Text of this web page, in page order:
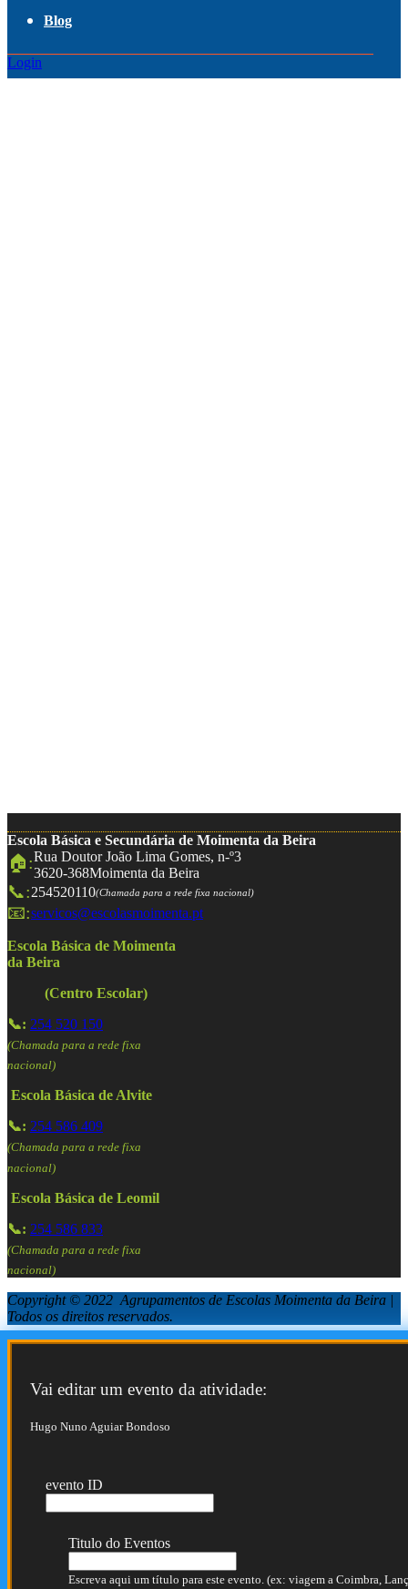
Blog
Login
Escola Básica e Secundária de Moimenta da Beira
🏠:Rua Doutor João Lima Gomes, n-º3
3620-368Moimenta da Beira
📞:254520110(Chamada para a rede fixa nacional)
📧:servicos@escolasmoimenta.pt
Escola Básica de Moimenta
da Beira
(Centro Escolar)
📞: 254 520 150
(Chamada para a rede fixa
nacional)
Escola Básica de Alvite
📞: 254 586 409
(Chamada para a rede fixa
nacional)
Escola Básica de Leomil
📞: 254 586 833
(Chamada para a rede fixa
nacional)
Copyright © 2022 Agrupamentos de Escolas Moimenta da Beira |
Todos os direitos reservados.
Vai editar um evento da atividade:
Hugo Nuno Aguiar Bondoso
evento ID
Titulo do Eventos
Escreva aqui um título para este evento. (ex: viagem a Coimbra,